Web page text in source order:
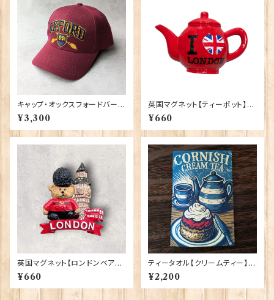
キャップ・オックスフォードバーガ
ンディ 00189
¥3,300
英国マグネット【ティーポット】El
gate Products 90030（7791
9）
¥660
英国マグネット【ロンドンベア】A
&S Gifts 90030（RMG-037）
¥660
ティータオル【クリームティー】El
gate Products 50001-X
¥2,200